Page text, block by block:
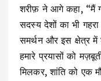
शरीफ़ ने आगे कहा, “मैं
सदस्य देशों का भी
समर्थन और इस क्षेत्र में
हमारे प्रयासों को
मिलकर, शांति को एक